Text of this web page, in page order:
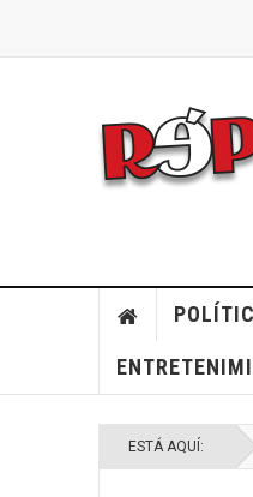
ESTÁ AQUÍ: